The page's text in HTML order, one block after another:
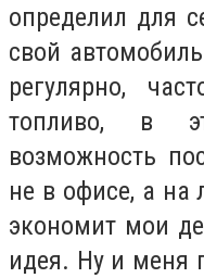
определил для
свой
регулярно,
топливо, в
возможность
не в офисе, а на
экономит мои
идея. Ну и меня